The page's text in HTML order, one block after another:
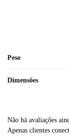
Peso
Dimensões
Não há avaliações
Apenas clientes